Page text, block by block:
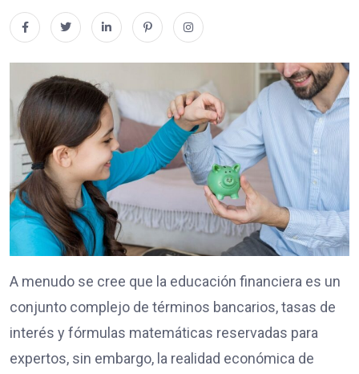
A menudo se cree que la educación financiera es un
conjunto complejo de términos bancarios, tasas de
interés y fórmulas matemáticas reservadas para
expertos, sin embargo, la realidad económica de